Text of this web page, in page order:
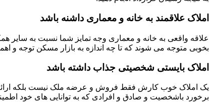
املاک علاقمند به خانه و معماری داشنه باشد
علاقه واقعی به خانه و معماری وجه تمایز شما نسبت به سایر
بخوبی متوجه می شوند که تا چه اندازه به بازار مسکن توجه و
املاک بایستی شخصیتی جذاب داشته باشد
یک املاک خوب کارش فقط فروش و عرضه ملک نیست بلکه ارائه
برخورد باشخصیت و صادق و افرادی که به توانایی های خود